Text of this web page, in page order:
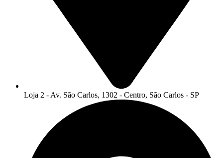
Loja 2 - Av. São Carlos, 1302 - Centro, São Carlos - SP